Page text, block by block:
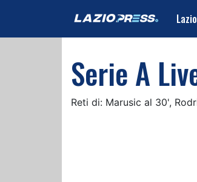
Lazio
Serie A
Reti di: Marusic al 30',